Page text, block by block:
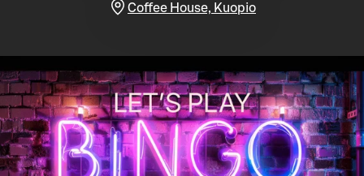
Coffee House, Kuopio